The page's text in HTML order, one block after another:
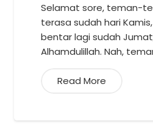
Selamat sore, teman-
terasa sudah hari
bentar lagi sudah
Alhamdulillah. Nah,
Read More